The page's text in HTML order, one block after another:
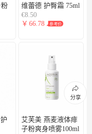
维蕾德 护臀霜 75ml
€8.50
￥ 66.78 参考价
艾芙美 燕麦液体痱
子粉爽身喷雾100ml
分享